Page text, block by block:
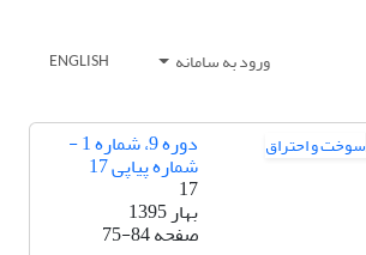
ورود به سامانه ENGLISH
دوره 9، شماره 1 -
شماره پیاپی 17
17
بهار 1395
صفحه75-84